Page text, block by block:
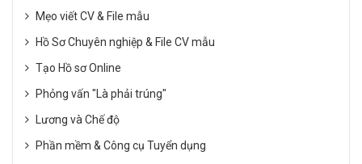
Mẹo viết CV & File mẫu
Hồ Sơ Chuyên nghiệp & File CV mẫu
Tạo Hồ sơ Online
Phỏng vấn "Là phải trúng"
Lương và Chế độ
Phần mềm & Công cụ Tuyển dụng